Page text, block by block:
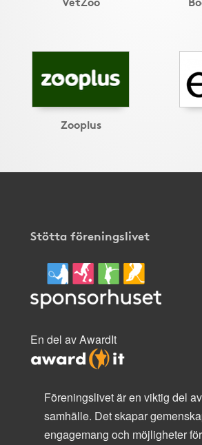
Zooplus
Stötta föreningslivet
En del av AwardIt
Föreningslivet är en viktig del
samhälle. Det skapar
engagemang och möjligheter